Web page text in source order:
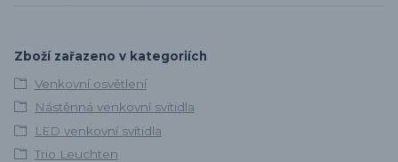
Zboží zařazeno v kategoriích
Venkovní osvětlení
Nástěnná venkovní svítidla
LED venkovní svítidla
Trio Leuchten